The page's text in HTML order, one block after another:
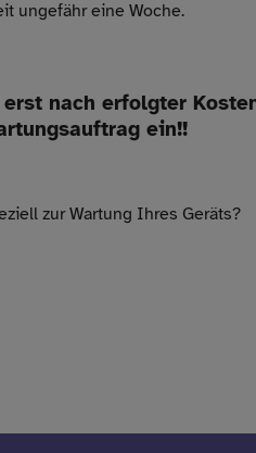
ungefähr eine Woche.
nach erfolgter
ein!!
zur Wartung Ihres Geräts?